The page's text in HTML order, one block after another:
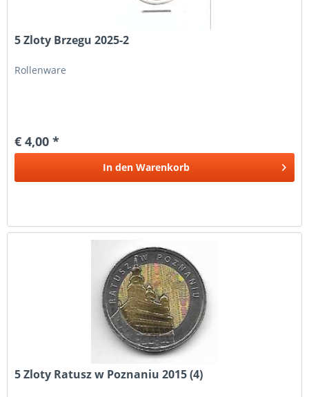
5 Zloty Brzegu 2025-2
Rollenware
€ 4,00 *
In den Warenkorb
5 Zloty Ratusz w Poznaniu 2015 (4)